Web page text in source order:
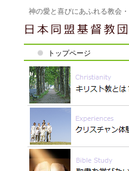
神の愛と喜びにあふれる教会
トップページ